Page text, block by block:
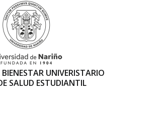
BIENESTAR UNIVERISTARIO
SALUD ESTUDIANTIL